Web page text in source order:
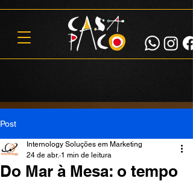
Post
Do Mar à Mesa: o tempo
Internology Soluções em Marketing
24 de abr. 1 min de leitura